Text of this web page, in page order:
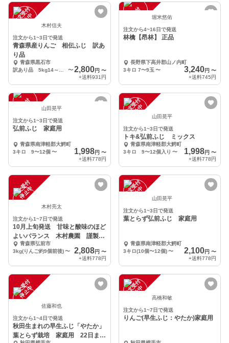
注
文
受
付
停
止
中 木村信夫
注文から1~3日で発送
青森県産りんご 相伝ふじ 訳あ
り品
青森県黒石市
〜 2,800円 〜
+送料931円
注
文
受
付
停
止 堀米悠佑
注文から4~16日で発送
林檎【昂林】 正品
長野県下高井郡山ノ内町
3キロ 7〜9玉 〜 3,240円 〜
+送料745円
注
文
受
付
停
止 山田晃平
注文から1~3日で発送
弘前ふじ 家庭用
青森県南津軽郡大鰐町
3キロ 9〜12個 〜 1,998円 〜
+送料778円
注
文
受
付
停
止
中 山田晃平
注文から1~3日で発送
トキ&弘前ふじ ミックス
青森県南津軽郡大鰐町
3キロ 9〜12個入り 〜 1,998円 〜
+送料778円
注
文
受
付
停
止
中
木村亮太
注文から1~7日で発送
10月上旬発送 甘味と酸味のほど
よいバランス 木村農園 謹製
弘前ふじ
青森県弘前市
3kg(りんご約9個前後)〜 2,808円 〜
+送料778円
注
文
受
付
停
止
中 山田晃平
注文から1~3日で発送
葉とらず弘前ふじ 家庭用
青森県南津軽郡大鰐町
3キロ(10個〜12個) 〜 2,100円 〜
+送料778円
注
文
受
付
停
止
中
佐藤和也
注文から1~4日で発送
秋田生まれの早生ふじ「やたか」
葉とらず栽培 家庭用 22日まで
注
文
受
付
停
止
中 高橋和敏
注文から1~7日で発送
りんご(早生ふじ：やたか)家庭用